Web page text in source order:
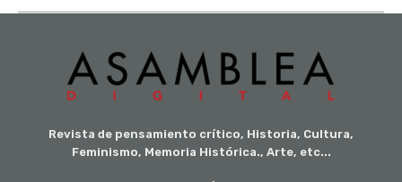
Revista de pensamiento crítico, Historia, Cultura,
Feminismo, Memoria Histórica., Arte, etc...